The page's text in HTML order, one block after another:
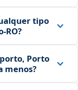
tipo
Porto
menos?